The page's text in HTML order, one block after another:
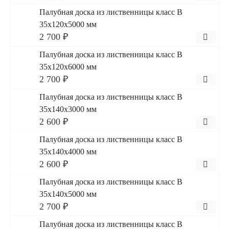
Палубная доска из лиственницы класс В
35x120x5000 мм
2 700 ₽
Палубная доска из лиственницы класс В
35x120x6000 мм
2 700 ₽
Палубная доска из лиственницы класс В
35x140x3000 мм
2 600 ₽
Палубная доска из лиственницы класс В
35x140x4000 мм
2 600 ₽
Палубная доска из лиственницы класс В
35x140x5000 мм
2 700 ₽
Палубная доска из лиственницы класс В